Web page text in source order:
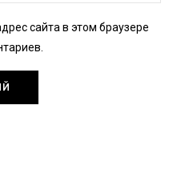
сайта в этом браузере